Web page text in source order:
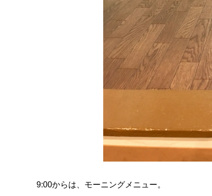
9:00からは、モーニングメニュー。